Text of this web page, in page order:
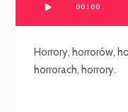
00:00
Horrory, horrorów,
horrorach, horrory.